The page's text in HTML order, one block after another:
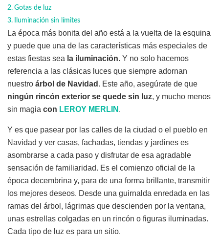
Gotas de luz
Iluminación sin límites
La época más bonita del año está a la vuelta de la esquina
y puede que una de las características más especiales de
estas fiestas sea la iluminación. Y no solo hacemos
referencia a las clásicas luces que siempre adornan
nuestro árbol de Navidad . Este año, asegúrate de que
ningún rincón exterior se quede sin luz, y mucho menos
sin magia con LEROY MERLIN .
Y es que pasear por las calles de la ciudad o el pueblo en
Navidad y ver casas, fachadas, tiendas y jardines es
asombrarse a cada paso y disfrutar de esa agradable
sensación de familiaridad. Es el comienzo oficial de la
época decembrina y, para de una forma brillante, transmitir
los mejores deseos. Desde una guirnalda enredada en las
ramas del árbol, lágrimas que descienden por la ventana,
unas estrellas colgadas en un rincón o figuras iluminadas.
Cada tipo de luz es para un sitio.